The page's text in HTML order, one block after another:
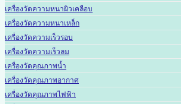
เครื่องวัดความหนาผิวเคลือบ
เครื่องวัดความหนาเหล็ก
เครื่องวัดความเร็วรอบ
เครื่องวัดความเร็วลม
เครื่องวัดคุณภาพน้ำ
เครื่องวัดคุณภาพอากาศ
เครื่องวัดคุณภาพไฟฟ้า